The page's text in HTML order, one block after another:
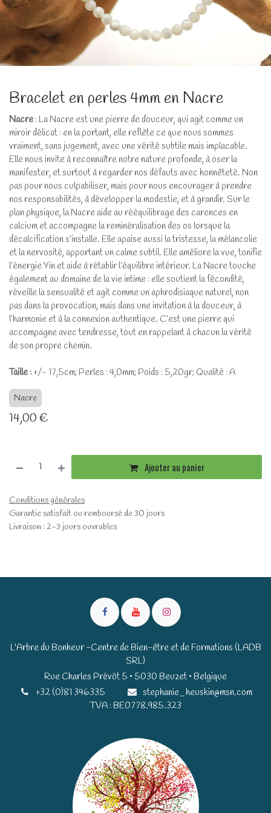
Bracelet en perles 4mm en Nacre
Nacre : La Nacre est une pierre de douceur, qui agit comme un
miroir délicat : en la portant, elle reflète ce que nous sommes
vraiment, sans jugement, avec une vérité subtile mais implacable.
Elle nous invite à reconnaître notre nature profonde, à oser la
manifester, et surtout à regarder nos défauts avec honnêteté. Non
pas pour nous culpabiliser, mais pour nous encourager à prendre
nos responsabilités, à développer la modestie, et à grandir. Sur le
plan physique, la Nacre aide au rééquilibrage des carences en
calcium et accompagne la reminéralisation des os lorsque la
décalcification s’installe. Elle apaise aussi la tristesse, la mélancolie
et la nervosité, apportant un calme subtil. Elle améliore la vue, tonifie
l’énergie Yin et aide à rétablir l’équilibre intérieur. La Nacre touche
également au domaine de la vie intime : elle soutient la fécondité,
réveille la sensualité et agit comme un aphrodisiaque naturel, non
pas dans la provocation, mais dans une invitation à la douceur, à
l’harmonie et à la connexion authentique. C’est une pierre qui
accompagne avec tendresse, tout en rappelant à chacun la vérité
de son propre chemin.
Taille : +/- 17,5cm; Perles : 4,0mm; Poids : 5,20gr; Qualité : A
Nacre
14,00€
Ajouter au panier
Conditions générales
Garantie satisfait ou remboursé de 30 jours
Livraison : 2-3 jours ouvrables
L'Arbre du Bonheur -Centre de Bien-être et de Formations (LADB
SRL)
Rue Charles Prévôt 5 • 5030 Beuzet • Belgique​​
+32 (0)81 346335
stephanie_heuskin@msn.com
TVA : BE0778.985.323